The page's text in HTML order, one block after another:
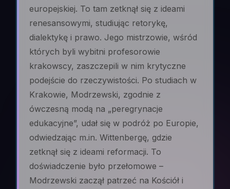
europejskiej. To tam zetknął się z ideami
renesansowymi, studiując retorykę,
dialektykę i prawo. Jego mistrzowie, wśród
których byli wybitni profesorowie
krakowscy, zaszczepili w nim krytyczne
podejście do rzeczywistości. Po studiach w
Krakowie, Modrzewski, zgodnie z
ówczesną modą na „peregrynacje
edukacyjne”, udał się w podróż po Europie,
odwiedzając m.in. Wittenbergę, gdzie
zetknął się z ideami reformacji. To
doświadczenie było przełomowe –
Modrzewski zaczął patrzeć na Kościół i